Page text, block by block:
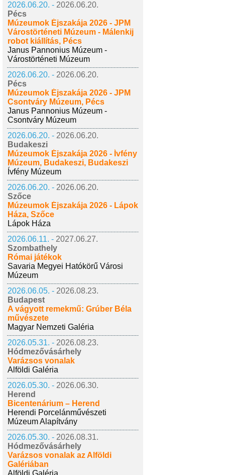
2026.06.20. - 2026.06.20.
Pécs
Múzeumok Éjszakája 2026 - JPM
Várostörténeti Múzeum - Málenkij
robot kiállítás, Pécs
Janus Pannonius Múzeum -
Várostörténeti Múzeum
2026.06.20. - 2026.06.20.
Pécs
Múzeumok Éjszakája 2026 - JPM
Csontváry Múzeum, Pécs
Janus Pannonius Múzeum -
Csontváry Múzeum
2026.06.20. - 2026.06.20.
Budakeszi
Múzeumok Éjszakája 2026 - Ívfény
Múzeum, Budakeszi, Budakeszi
Ívfény Múzeum
2026.06.20. - 2026.06.20.
Szőce
Múzeumok Éjszakája 2026 - Lápok
Háza, Szőce
Lápok Háza
2026.06.11. - 2027.06.27.
Szombathely
Római játékok
Savaria Megyei Hatókörű Városi
Múzeum
2026.06.05. - 2026.08.23.
Budapest
A vágyott remekmű: Grúber Béla
művészete
Magyar Nemzeti Galéria
2026.05.31. - 2026.08.23.
Hódmezővásárhely
Varázsos vonalak
Alföldi Galéria
2026.05.30. - 2026.06.30.
Herend
Bicentenárium – Herend
Herendi Porcelánművészeti
Múzeum Alapítvány
2026.05.30. - 2026.08.31.
Hódmezővásárhely
Varázsos vonalak az Alföldi
Galériában
Alföldi Galéria